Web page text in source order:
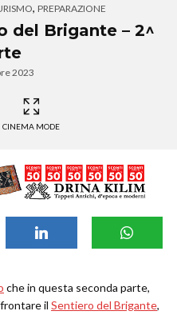
, PREPARAZIONE
del Brigante – 2^
2023
CINEMA MODE
che in questa seconda parte,
il Sentiero del Brigante,